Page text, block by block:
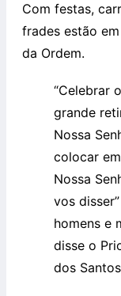
Com festas,
frades estão
da Ordem.
“Celebrar
grande
Nossa
colocar
Nossa
vos
homens e
disse o
dos